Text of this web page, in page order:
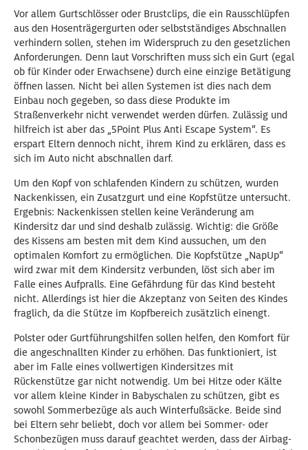
Vor allem Gurtschlösser oder Brustclips, die ein Rausschlüpfen
aus den Hosenträgergurten oder selbstständiges Abschnallen
verhindern sollen, stehen im Widerspruch zu den gesetzlichen
Anforderungen. Denn laut Vorschriften muss sich ein Gurt (egal
ob für Kinder oder Erwachsene) durch eine einzige Betätigung
öffnen lassen. Nicht bei allen Systemen ist dies nach dem
Einbau noch gegeben, so dass diese Produkte im
Straßenverkehr nicht verwendet werden dürfen. Zulässig und
hilfreich ist aber das „5Point Plus Anti Escape System“. Es
erspart Eltern dennoch nicht, ihrem Kind zu erklären, dass es
sich im Auto nicht abschnallen darf.
Um den Kopf von schlafenden Kindern zu schützen, wurden
Nackenkissen, ein Zusatzgurt und eine Kopfstütze untersucht.
Ergebnis: Nackenkissen stellen keine Veränderung am
Kindersitz dar und sind deshalb zulässig. Wichtig: die Größe
des Kissens am besten mit dem Kind aussuchen, um den
optimalen Komfort zu ermöglichen. Die Kopfstütze „NapUp“
wird zwar mit dem Kindersitz verbunden, löst sich aber im
Falle eines Aufpralls. Eine Gefährdung für das Kind besteht
nicht. Allerdings ist hier die Akzeptanz von Seiten des Kindes
fraglich, da die Stütze im Kopfbereich zusätzlich einengt.
Polster oder Gurtführungshilfen sollen helfen, den Komfort für
die angeschnallten Kinder zu erhöhen. Das funktioniert, ist
aber im Falle eines vollwertigen Kindersitzes mit
Rückenstütze gar nicht notwendig. Um bei Hitze oder Kälte
vor allem kleine Kinder in Babyschalen zu schützen, gibt es
sowohl Sommerbezüge als auch Winterfußsäcke. Beide sind
bei Eltern sehr beliebt, doch vor allem bei Sommer- oder
Schonbezügen muss darauf geachtet werden, dass der Airbag-